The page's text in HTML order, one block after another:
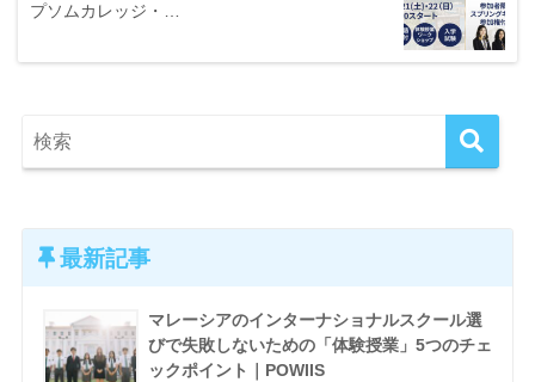
プソムカレッジ・…
最新記事
マレーシアのインターナショナルスクール選
びで失敗しないための「体験授業」5つのチェ
ックポイント｜POWIIS